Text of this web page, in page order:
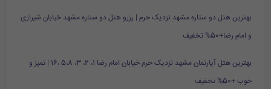
بهترین هتل دو ستاره مشهد نزدیک حرم | رزرو هتل دو ستاره مشهد خیابان شیرازی
و امام رضا+50% تخفیف
بهترین هتل آپارتمان مشهد نزدیک حرم خیابان امام رضا 1، 2، 3، 5،8 ،16 | تمیز و
خوب +50% تخفیف